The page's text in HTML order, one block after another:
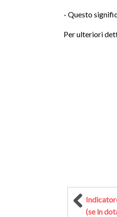
- Questo
Per ulteriori
(se in